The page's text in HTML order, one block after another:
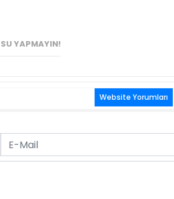
YAPMAYIN!
Website Yorumları